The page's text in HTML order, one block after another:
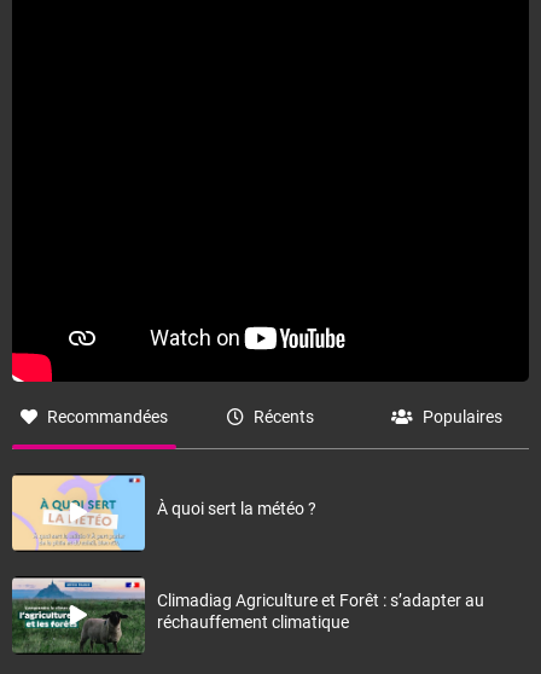
Recommandées Récents Populaires
À quoi sert la météo ?
Climadiag Agriculture et Forêt : s’adapter au
réchauffement climatique